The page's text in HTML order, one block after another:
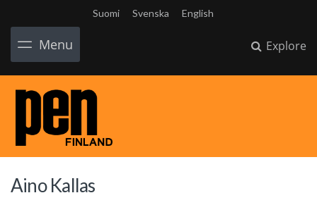
Suomi Svenska English
Menu Explore
Aino Kallas